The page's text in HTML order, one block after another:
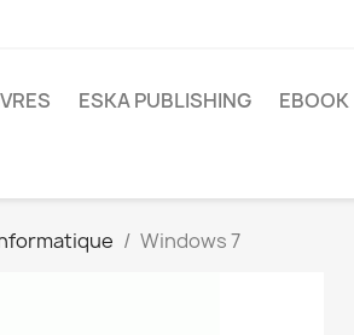
ESKA PUBLISHING EBOOK
Windows 7